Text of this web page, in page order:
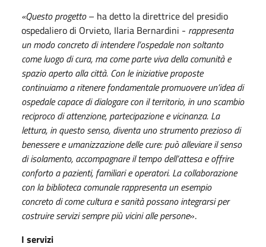
«Questo progetto– ha detto la direttrice del presidio
ospedaliero di Orvieto, Ilaria Bernardini - rappresenta
un modo concreto di intendere l’ospedale non soltanto
come luogo di cura, ma come parte viva della comunità e
spazio aperto alla città. Con le iniziative proposte
continuiamo a ritenere fondamentale promuovere un’idea di
ospedale capace di dialogare con il territorio, in uno scambio
reciproco di attenzione, partecipazione e vicinanza. La
lettura, in questo senso, diventa uno strumento prezioso di
benessere e umanizzazione delle cure: può alleviare il senso
di isolamento, accompagnare il tempo dell’attesa e offrire
conforto a pazienti, familiari e operatori. La collaborazione
con la biblioteca comunale rappresenta un esempio
concreto di come cultura e sanità possano integrarsi per
costruire servizi sempre più vicini alle persone».
I servizi